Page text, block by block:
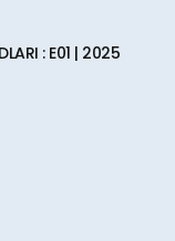
: E01 | 2025